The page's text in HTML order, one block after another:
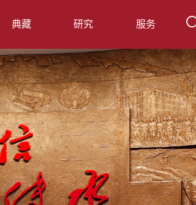
典藏 研究 服务